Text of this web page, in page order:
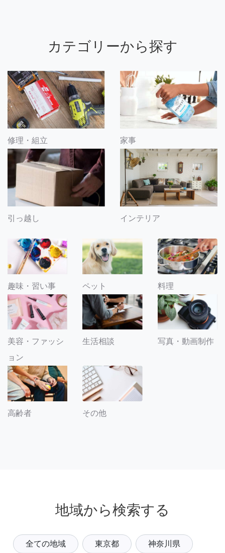
カテゴリーから探す
修理・組立 家事
引っ越し インテリア
趣味・習い事 ペット 料理
美容・ファッシ
ョン
生活相談 写真・動画制作
高齢者 その他
地域から検索する
全ての地域 東京都 神奈川県